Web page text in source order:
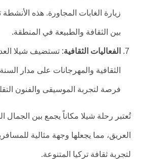
زيارة الغابات المجاورة. هذه
بين الثقافة والطبيعة في المنطقة.
الفعاليات الثقافية: تستضيف شيلا
الثقافية والمهرجانات على مدار
فرصة لتجربة الموسيقى والفنون
تُعتبر رحلة شيلا مكاناً يجمع بين الجمال
العريق، مما يجعلها وجهة مثالية
لتجربة ثقافة تركيا المتنوعة.